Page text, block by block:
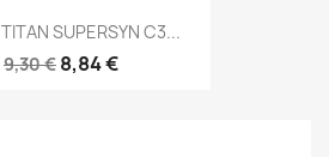
SUPERSYN C3...
9,30 € 8,84 €